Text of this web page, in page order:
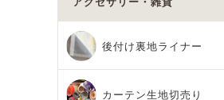
後付け裏地ライナー
カーテン生地切売り